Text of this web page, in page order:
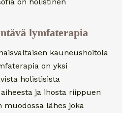
lymfaterapia
kauneushoitola
on yksi
holistisista
ja ihosta riippuen
muodossa lähes joka